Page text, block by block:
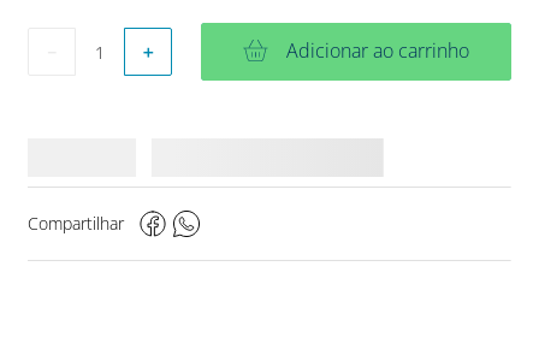
＋ Adicionar ao carrinho
Compartilhar